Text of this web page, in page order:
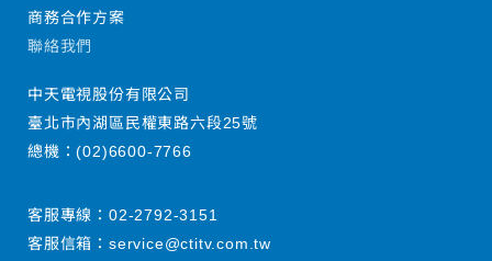
商務合作方案
聯絡我們
中天電視股份有限公司
臺北市內湖區民權東路六段25號
總機：(02)6600-7766
客服專線： 02-2792-3151
客服信箱： service@ctitv.com.tw